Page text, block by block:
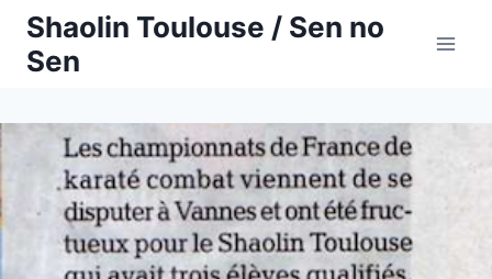
Aller
contenu
Shaolin Toulouse / Sen no
Sen